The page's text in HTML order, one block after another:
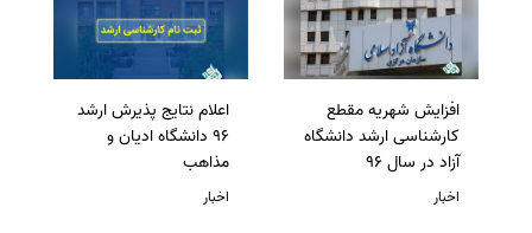
افزایش شهریه مقطع
کارشناسی ارشد دانشگاه
آزاد در سال 96
اخبار
اعلام نتایج پذیرش ارشد
96 دانشگاه ادیان و
مذاهب
اخبار